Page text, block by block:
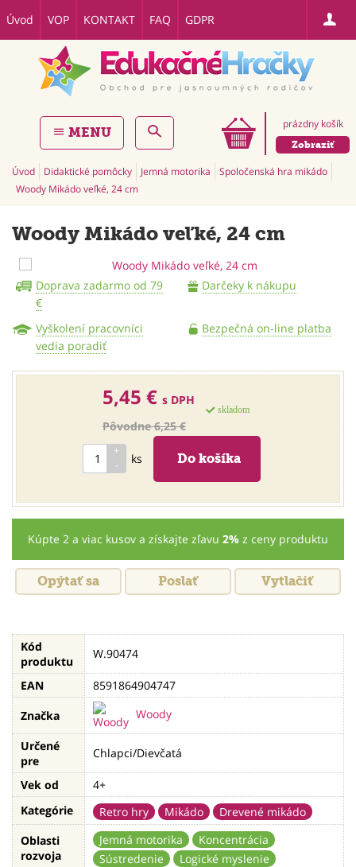
Úvod VOP KONTAKT FAQ GDPR
prázdny košík
Zobraziť
MENU
Úvod Didaktické pomôcky Jemná motorika
Spoločenská hra mikádo
Woody Mikádo veľké, 24 cm
Woody Mikádo veľké, 24 cm
Doprava zadarmo od 79
€
Darčeky k nákupu
Vyškolení pracovníci
vedia poradiť
Bezpečná on-line platba
5,45 € s DPH
Pôvodne 6,25 €
skladom
ks
Kúpte 2 a viac kusov a získajte zľavu 2% z ceny produktu
Opýtať sa Poslať Vytlačiť
Kód
produktu
W.90474
EAN
8591864904747
Značka
Woody
Určené
pre
Chlapci/Dievčatá
Vek od
4+
Kategórie
Retro hry Mikádo
Drevené mikádo
Oblasti
rozvoja
Jemná motorika
Koncentrácia
Sústredenie
Logické myslenie